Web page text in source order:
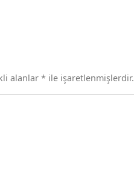
alanlar * ile işaretlenmişlerdir.